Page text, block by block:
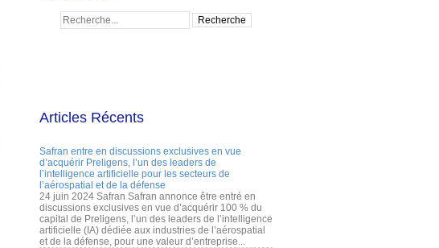
Articles Récents
Safran entre en discussions exclusives en vue
d’acquérir Preligens, l’un des leaders de
l’intelligence artificielle pour les secteurs de
l’aérospatial et de la défense
24 juin 2024 Safran Safran annonce être entré en
discussions exclusives en vue d’acquérir 100 % du
capital de Preligens, l’un des leaders de l’intelligence
artificielle (IA) dédiée aux industries de l’aérospatial
et de la défense, pour une valeur d’entreprise...